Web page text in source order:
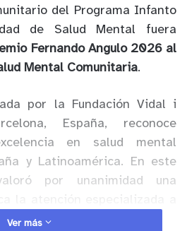
del Programa Infanto
de Salud Mental fuera
Fernando Angulo 2026 al
Mental Comunitaria.
por la Fundación Vidal i
España, reconoce
en salud mental
y Latinoamérica. En este
por unanimidad una
de alta complejidad,
Ver más